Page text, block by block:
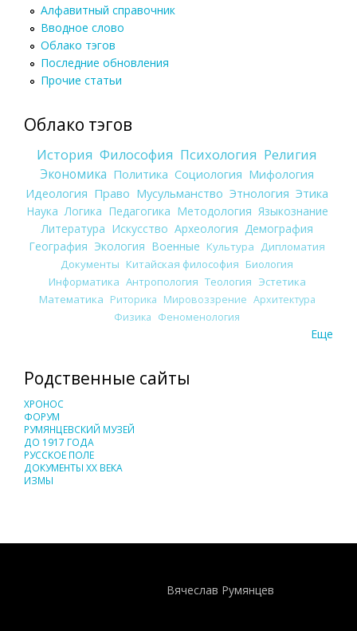
Алфавитный справочник
Вводное слово
Облако тэгов
Последние обновления
Прочие статьи
Облако тэгов
История Философия Психология Религия
Экономика Политика Социология Мифология
Идеология Право Мусульманство Этнология Этика
Наука Логика Педагогика Методология Языкознание
Литература Искусство Археология Демография
География Экология Военные Культура
Дипломатия
Документы Китайская философия Биология
Информатика Антропология Теология Эстетика
Математика Риторика Мировоззрение Архитектура
Физика Феноменология
Еще
Родственные сайты
ХРОНОС
ФОРУМ
РУМЯНЦЕВСКИЙ МУЗЕЙ
ДО 1917 ГОДА
РУССКОЕ ПОЛЕ
ДОКУМЕНТЫ XX ВЕКА
ИЗМЫ
Вячеслав Румянцев